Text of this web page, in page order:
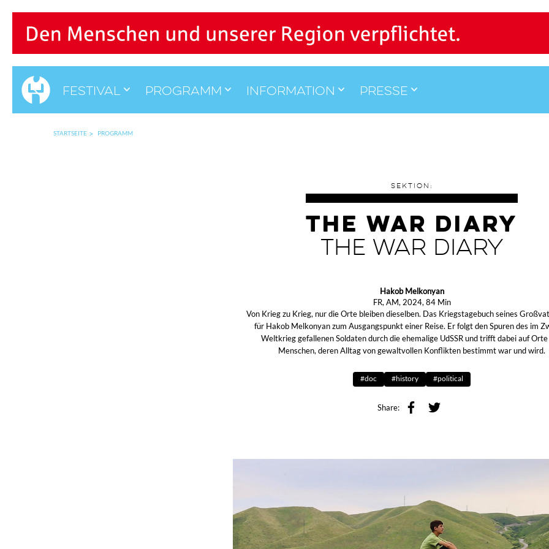
Festival Programm Information Presse
STARTSEITE PROGRAMM
SEKTION:
THE WAR DIARY
THE WAR DIARY
Hakob Melkonyan
FR, AM, 2024, 84 Min
Von Krieg zu Krieg, nur die Orte bleiben dieselben. Das Kriegstagebuch seines
für Hakob Melkonyan zum Ausgangspunkt einer Reise. Er folgt den Spuren des im
Weltkrieg gefallenen Soldaten durch die ehemalige UdSSR und trifft dabei auf
Menschen, deren Alltag von gewaltvollen Konflikten bestimmt war und wird.
#doc #history #political
Share: